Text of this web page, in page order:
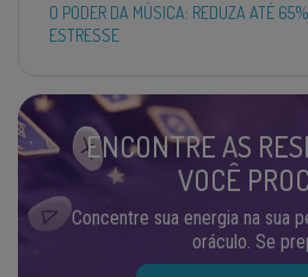
O PODER DA MÚSICA: REDUZA ATÉ
ESTRESSE
ENCONTRE AS
VOCÊ
Concentre sua energia na sua
oráculo. Se